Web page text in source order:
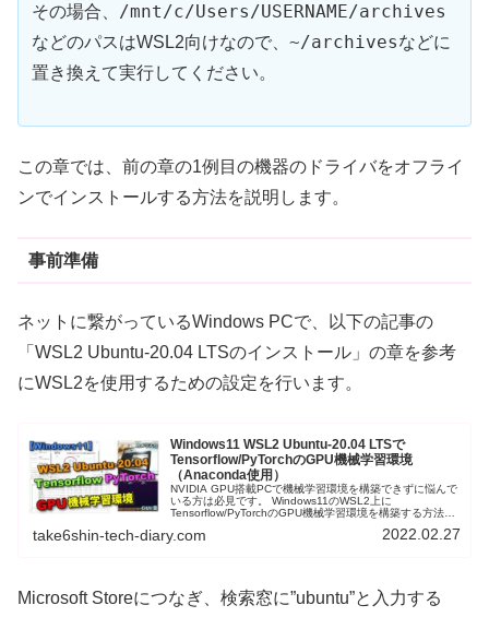
その場合、 /mnt/c/Users/USERNAME/archives
などのパスはWSL2向けなので、 ~/archivesなどに
置き換えて実行してください。
この章では、前の章の1例目の機器のドライバをオフライ
ンでインストールする方法を説明します。
事前準備
ネットに繋がっているWindows PCで、以下の記事の
「WSL2 Ubuntu-20.04 LTSのインストール」の章を参考
にWSL2を使用するための設定を行います。
Windows11 WSL2 Ubuntu-20.04 LTSで
Tensorflow/PyTorchのGPU機械学習環境
（Anaconda使用）
NVIDIA GPU搭載PCで機械学習環境を構築できずに悩んで
いる方は必見です。 Windows11のWSL2上に
Tensorflow/PyTorchのGPU機械学習環境を構築する方法を
す。
take6shin-tech-diary.com 2022.02.27
Microsoft Storeにつなぎ、検索窓に”ubuntu”と入力する